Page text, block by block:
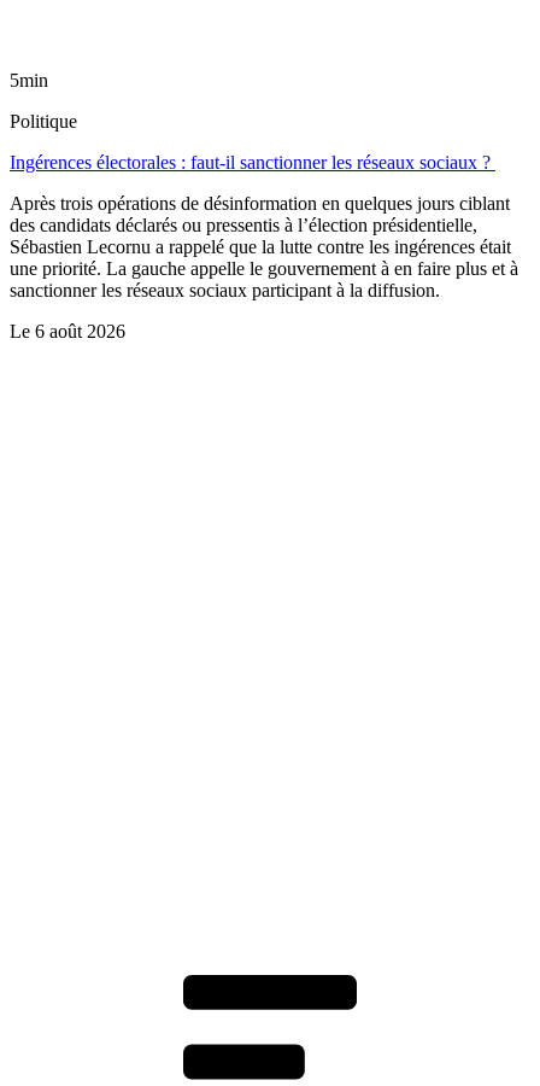
5min
Politique
Ingérences électorales : faut-il sanctionner les réseaux sociaux ?
Après trois opérations de désinformation en quelques jours ciblant
des candidats déclarés ou pressentis à l’élection présidentielle,
Sébastien Lecornu a rappelé que la lutte contre les ingérences était
une priorité. La gauche appelle le gouvernement à en faire plus et à
sanctionner les réseaux sociaux participant à la diffusion.
Le 6 août 2026